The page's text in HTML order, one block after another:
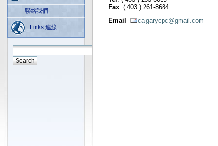
Fax: ( 403 ) 261-8684
Email : calgarycpc@gmail.com
聯絡我們
Links 連線